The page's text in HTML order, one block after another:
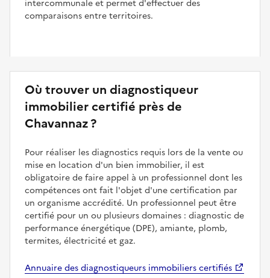
intercommunale et permet d'effectuer des
comparaisons entre territoires.
Où trouver un diagnostiqueur
immobilier certifié près de
Chavannaz ?
Pour réaliser les diagnostics requis lors de la vente ou
mise en location d'un bien immobilier, il est
obligatoire de faire appel à un professionnel dont les
compétences ont fait l'objet d'une certification par
un organisme accrédité. Un professionnel peut être
certifié pour un ou plusieurs domaines : diagnostic de
performance énergétique (DPE), amiante, plomb,
termites, électricité et gaz.
Annuaire des diagnostiqueurs immobiliers certifiés